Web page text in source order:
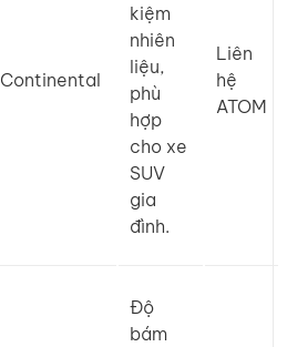
Continental
kiệm
nhiên
liệu,
phù
hợp
cho xe
SUV
gia
đình.
Liên
hệ
ATOM
Độ
bám